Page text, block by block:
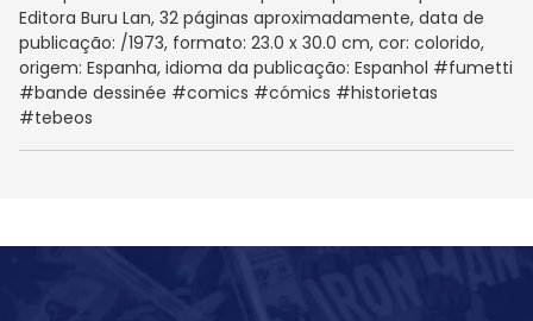
Editora Buru Lan, 32 páginas aproximadamente, data de
publicação: /1973, formato: 23.0 x 30.0 cm, cor: colorido,
origem: Espanha, idioma da publicação: Espanhol #fumetti
#bande dessinée #comics #cómics #historietas
#tebeos